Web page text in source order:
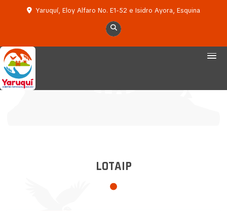
Yaruquí, Eloy Alfaro No. E1-52 e Isidro Ayora, Esquina
LOTAIP